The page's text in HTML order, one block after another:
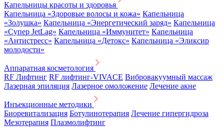
Капельницы красоты и здоровья
Капельница «Здоровые волосы и кожа» Капельница
«Золушка» Капельница «Энергетический заряд» Капельница
«Супер JetLag» Капельница «Иммунитет» Капельница
«Антистресс» Капельница «Детокс» Капельница «Эликсир
молодости»
Аппаратная косметология
RF Лифтинг RF лифтинг-VIVACE Вибровакуумный массаж
Лазерная эпиляция Лазерное омоложение Лечение акне
Инъекционные методики
Биоревитализация Ботулинотерапия Лечение гипергидроза
Мезотерапия Плазмолифтинг